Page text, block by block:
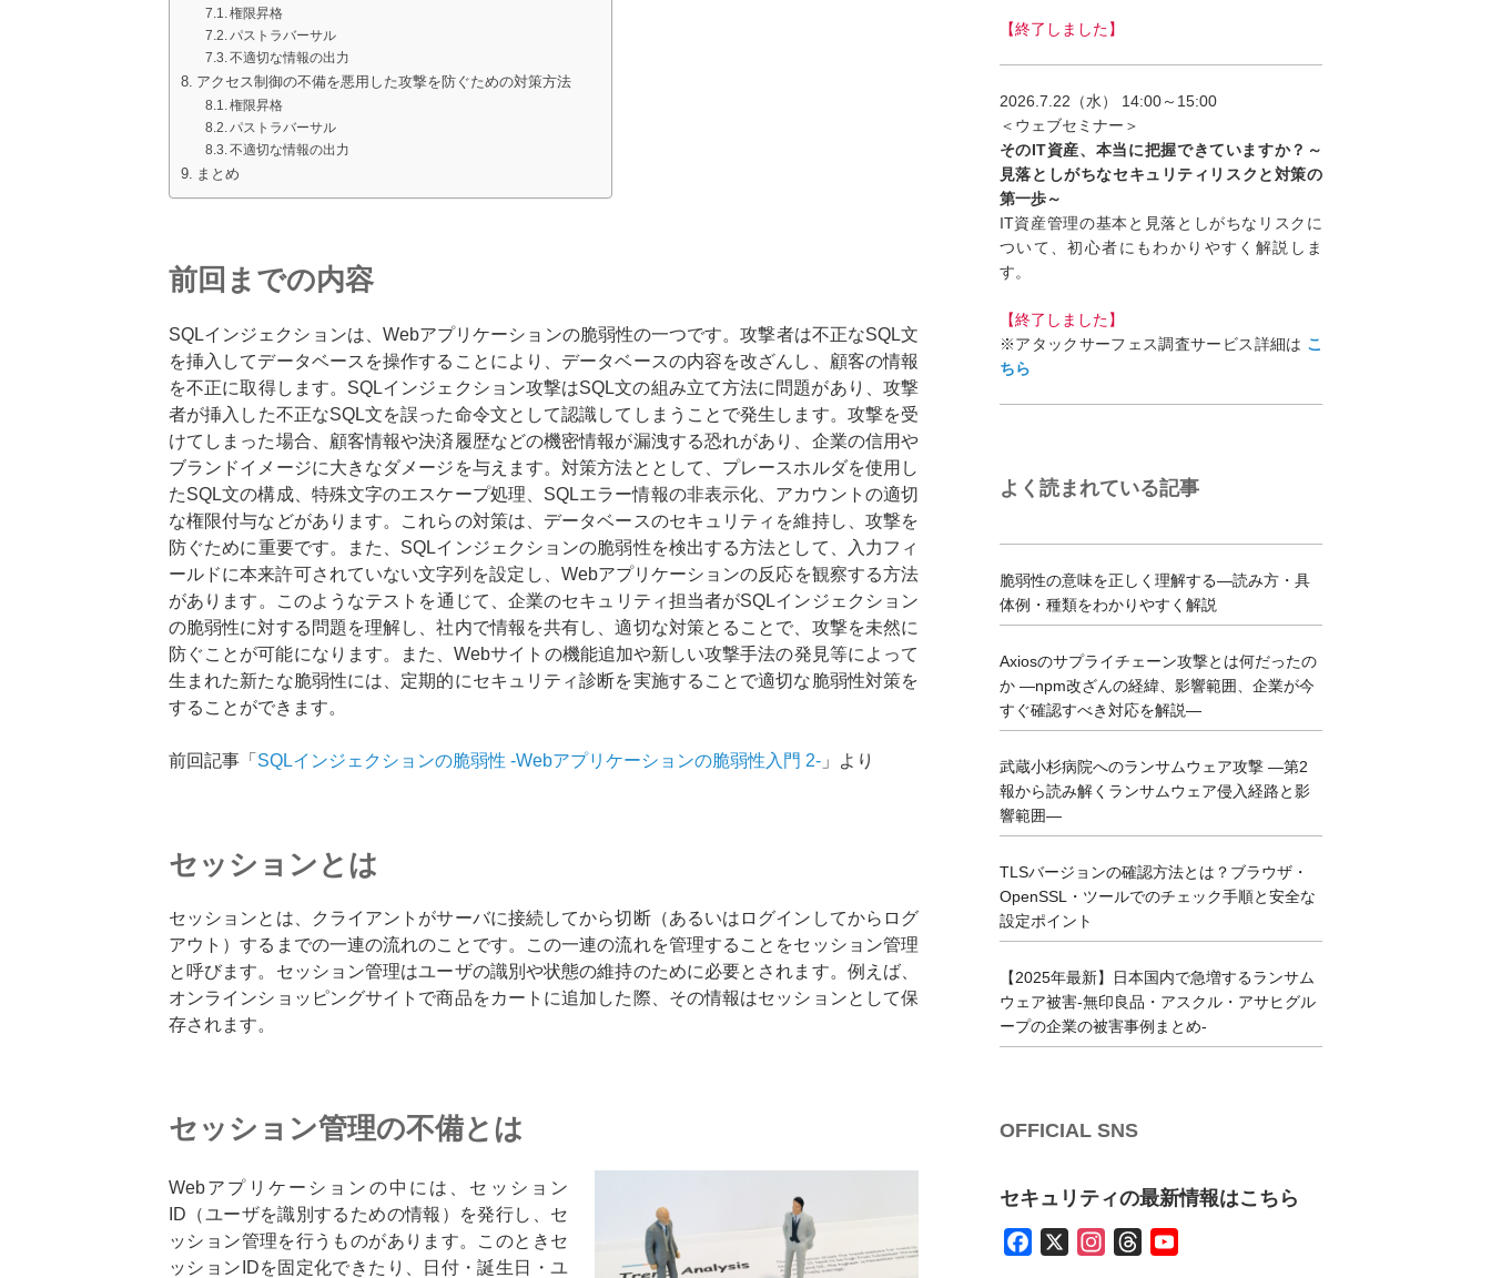
権限昇格
パストラバーサル
不適切な情報の出力
アクセス制御の不備を悪用した攻撃を防ぐための対策方法
権限昇格
パストラバーサル
不適切な情報の出力
まとめ
前回までの内容
SQLインジェクションは、Webアプリケーションの脆弱性の一つです。攻撃者は不正なSQL文
を挿入してデータベースを操作することにより、データベースの内容を改ざんし、顧客の情報
を不正に取得します。SQLインジェクション攻撃はSQL文の組み立て方法に問題があり、攻撃
者が挿入した不正なSQL文を誤った命令文として認識してしまうことで発生します。攻撃を受
けてしまった場合、顧客情報や決済履歴などの機密情報が漏洩する恐れがあり、企業の信用や
ブランドイメージに大きなダメージを与えます。対策方法ととして、プレースホルダを使用し
たSQL文の構成、特殊文字のエスケープ処理、SQLエラー情報の非表示化、アカウントの適切
な権限付与などがあります。これらの対策は、データベースのセキュリティを維持し、攻撃を
防ぐために重要です。また、SQLインジェクションの脆弱性を検出する方法として、入力フィ
ールドに本来許可されていない文字列を設定し、Webアプリケーションの反応を観察する方法
があります。このようなテストを通じて、企業のセキュリティ担当者がSQLインジェクション
の脆弱性に対する問題を理解し、社内で情報を共有し、適切な対策とることで、攻撃を未然に
防ぐことが可能になります。また、Webサイトの機能追加や新しい攻撃手法の発見等によって
生まれた新たな脆弱性には、定期的にセキュリティ診断を実施することで適切な脆弱性対策を
することができます。
前回記事「 SQLインジェクションの脆弱性 -Webアプリケーションの脆弱性入門 2- 」より
セッションとは
セッションとは、クライアントがサーバに接続してから切断（あるいはログインしてからログ
アウト）するまでの一連の流れのことです。この一連の流れを管理することをセッション管理
と呼びます。セッション管理はユーザの識別や状態の維持のために必要とされます。例えば、
オンラインショッピングサイトで商品をカートに追加した際、その情報はセッションとして保
存されます。
セッション管理の不備とは
Webアプリケーションの中には、セッション
ID（ユーザを識別するための情報）を発行し、セ
ッション管理を行うものがあります。このときセ
ッションIDを固定化できたり、日付・誕生日・ユ
【終了しました】
2026.7.22（水） 14:00～15:00
＜ウェブセミナー＞
そのIT資産、本当に把握できていますか？～
見落としがちなセキュリティリスクと対策の
第一歩～
IT資産管理の基本と見落としがちなリスクに
ついて、初心者にもわかりやすく解説しま
す。
【終了しました】
※アタックサーフェス調査サービス詳細は こ
ちら
よく読まれている記事
脆弱性の意味を正しく理解する―読み方・具
体例・種類をわかりやすく解説
Axiosのサプライチェーン攻撃とは何だったの
か ―npm改ざんの経緯、影響範囲、企業が今
すぐ確認すべき対応を解説―
武蔵小杉病院へのランサムウェア攻撃 ―第2
報から読み解くランサムウェア侵入経路と影
響範囲―
TLSバージョンの確認方法とは？ブラウザ・
OpenSSL・ツールでのチェック手順と安全な
設定ポイント
【2025年最新】日本国内で急増するランサム
ウェア被害-無印良品・アスクル・アサヒグル
ープの企業の被害事例まとめ-
OFFICIAL SNS
セキュリティの最新情報はこちら